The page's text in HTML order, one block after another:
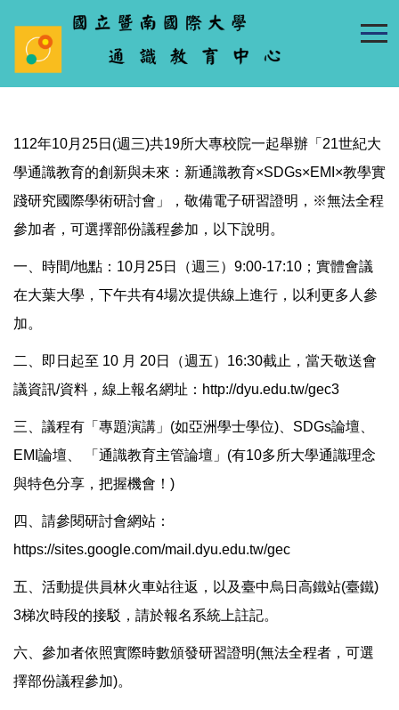
要
區
112年10月25日(週三)共19所大專校院一起舉辦「21世紀大
學通識教育的創新與未來：新通識教育×SDGs×EMI×教學實
踐研究國際學術研討會」，敬備電子研習證明，※無法全程
參加者，可選擇部份議程參加，以下說明。
一、時間/地點：10月25日（週三）9:00-17:10；實體會議
在大葉大學，下午共有4場次提供線上進行，以利更多人參
加。
二、即日起至 10 月 20日（週五）16:30截止，當天敬送會
議資訊/資料，線上報名網址： http://dyu.edu.tw/gec3
三、議程有「專題演講」(如亞洲學士學位)、SDGs論壇、
EMI論壇、 「通識教育主管論壇」(有10多所大學通識理念
與特色分享，把握機會！)
四、請參閱研討會網站：
https://sites.google.com/mail.dyu.edu.tw/gec
五、活動提供員林火車站往返，以及臺中烏日高鐵站(臺鐵)
3梯次時段的接駁，請於報名系統上註記。
六、參加者依照實際時數頒發研習證明(無法全程者，可選
擇部份議程參加)。